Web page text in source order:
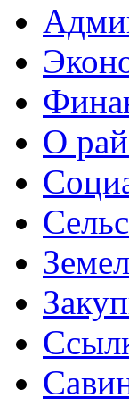
О